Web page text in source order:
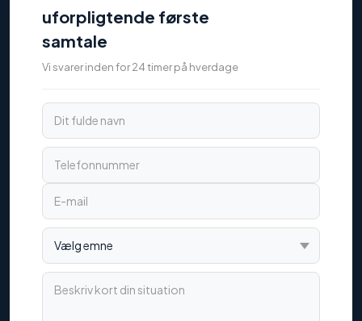
uforpligtende første
samtale
Vi svarer inden for 24 timer på hverdage
Dit fulde navn
Telefonnummer
E-mail
Vælg emne
Beskriv kort din situation